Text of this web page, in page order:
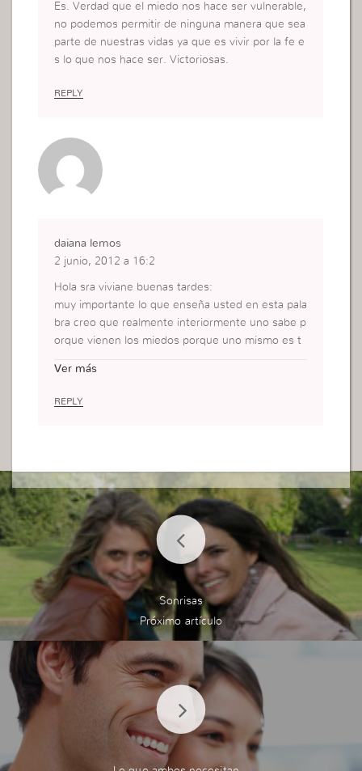
Es. Verdad que el miedo nos hace ser vulnerable,
no podemos permitir de ninguna manera que sea
parte de nuestras vidas ya que es vivir por la fe e
s lo que nos hace ser. Victoriosas.
REPLY
daiana lemos
2 junio, 2012 a 16:2
Hola sra viviane buenas tardes:
muy importante lo que enseña usted en esta pala
bra creo que realmente interiormente uno sabe p
orque vienen los miedos porque uno mismo es t
Ver más
REPLY
Sonrisas